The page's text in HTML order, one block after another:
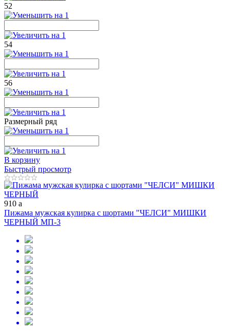
52
54
56
Размерный ряд
В корзину
Быстрый просмотр
910 a
Пижама мужская кулирка с шортами "ЧЕЛСИ" МИШКИ
ЧЕРНЫЙ МП-3